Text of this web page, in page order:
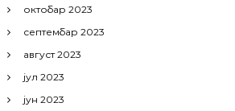
октобар 2023
септембар 2023
август 2023
јул 2023
јун 2023